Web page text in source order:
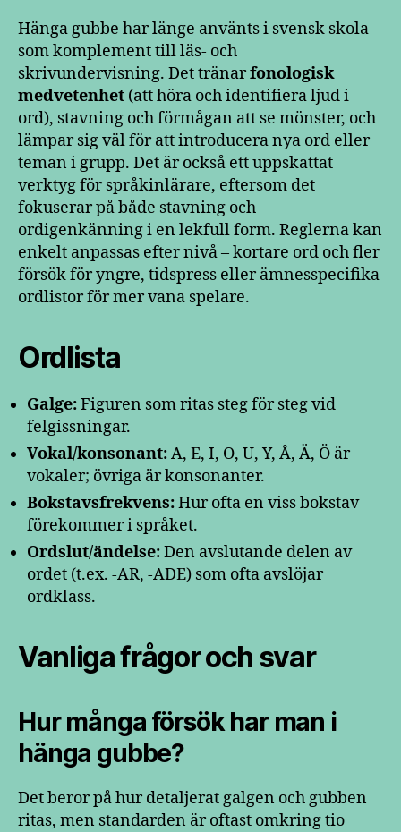
Hänga gubbe har länge använts i svensk skola
som komplement till läs- och
skrivundervisning. Det tränarfonologisk
medvetenhet (att höra och identifiera ljud i
ord), stavning och förmågan att se mönster, och
lämpar sig väl för att introducera nya ord eller
teman i grupp. Det är också ett uppskattat
verktyg för språkinlärare, eftersom det
fokuserar på både stavning och
ordigenkänning i en lekfull form. Reglerna kan
enkelt anpassas efter nivå – kortare ord och fler
försök för yngre, tidspress eller ämnesspecifika
ordlistor för mer vana spelare.
Ordlista
Galge:Figuren som ritas steg för steg vid
felgissningar.
Vokal/konsonant:A, E, I, O, U, Y, Å, Ä, Ö är
vokaler; övriga är konsonanter.
Bokstavsfrekvens:Hur ofta en viss bokstav
förekommer i språket.
Ordslut/ändelse:Den avslutande delen av
ordet (t.ex. -AR, -ADE) som ofta avslöjar
ordklass.
Vanliga frågor och svar
Hur många försök har man i
hänga gubbe?
Det beror på hur detaljerat galgen och gubben
ritas, men standarden är oftast omkring tio